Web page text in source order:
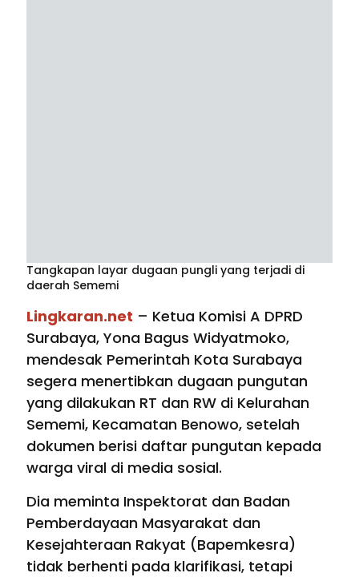
Tangkapan layar dugaan pungli yang terjadi di
daerah Sememi
Lingkaran.net – Ketua Komisi A DPRD
Surabaya, Yona Bagus Widyatmoko,
mendesak Pemerintah Kota Surabaya
segera menertibkan dugaan pungutan
yang dilakukan RT dan RW di Kelurahan
Sememi, Kecamatan Benowo, setelah
dokumen berisi daftar pungutan kepada
warga viral di media sosial.
Dia meminta Inspektorat dan Badan
Pemberdayaan Masyarakat dan
Kesejahteraan Rakyat (Bapemkesra)
tidak berhenti pada klarifikasi, tetapi